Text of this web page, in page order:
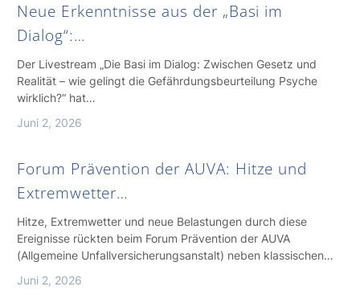
Neue Erkenntnisse aus der „Basi im
Dialog“:…
Der Livestream „Die Basi im Dialog: Zwischen Gesetz und
Realität – wie gelingt die Gefährdungsbeurteilung Psyche
wirklich?“ hat…
Juni 2, 2026
Forum Prävention der AUVA: Hitze und
Extremwetter…
Hitze, Extremwetter und neue Belastungen durch diese
Ereignisse rückten beim Forum Prävention der AUVA
(Allgemeine Unfallversicherungsanstalt) neben klassischen…
Juni 2, 2026